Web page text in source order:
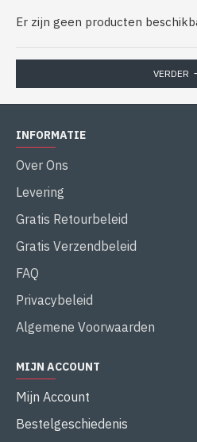
Er zijn geen producten
VERDER
INFORMATIE
Over Ons
Levering
Gratis Retourbeleid
Gratis Verzendbeleid
FAQ
Privacybeleid
Algemene Voorwaarden
MIJN ACCOUNT
Mijn Account
Bestelgeschiedenis